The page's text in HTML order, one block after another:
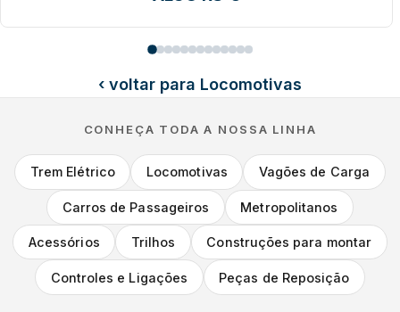
‹ voltar para Locomotivas
CONHEÇA TODA A NOSSA LINHA
Trem Elétrico Locomotivas Vagões de Carga
Carros de Passageiros Metropolitanos
Acessórios Trilhos Construções para montar
Controles e Ligações Peças de Reposição